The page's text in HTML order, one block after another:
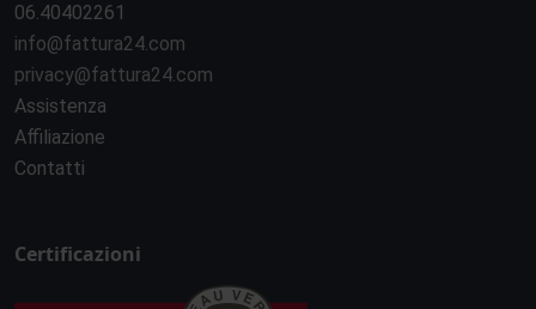
06.40402261
info@fattura24.com
privacy@fattura24.com
Assistenza
Affiliazione
Contatti
Certificazioni